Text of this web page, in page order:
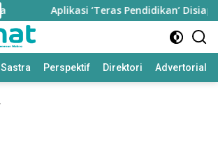
Aplikasi ‘Teras Pendidikan’
Sastra Perspektif Direktori Advertorial